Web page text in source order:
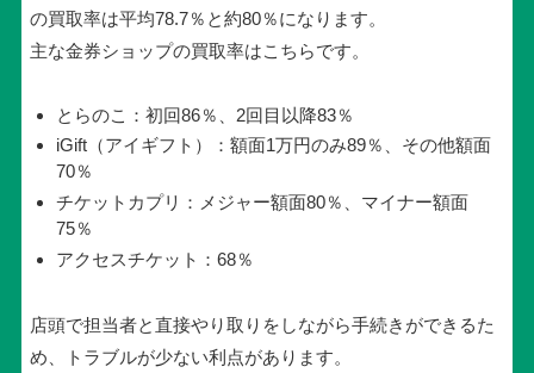
の買取率は平均78.7％と約80％になります。
主な金券ショップの買取率はこちらです。
とらのこ：初回86％、2回目以降83％
iGift（アイギフト）：額面1万円のみ89％、その他額面
70％
チケットカプリ：メジャー額面80％、マイナー額面
75％
アクセスチケット：68％
店頭で担当者と直接やり取りをしながら手続きができるた
め、トラブルが少ない利点があります。